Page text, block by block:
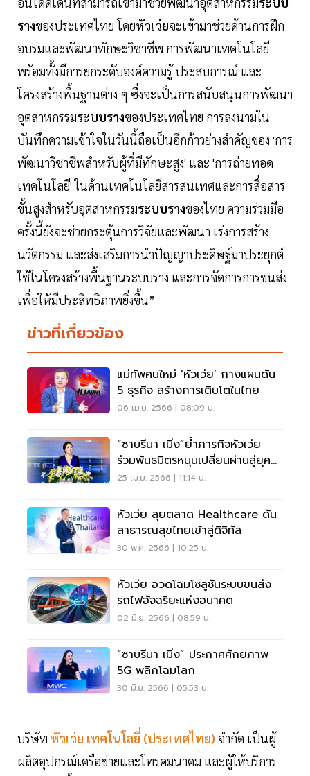
รางของประเทศไทย โดยหัวเว่ยจะเข้ามาช่วยด้านการฝึก
อบรมและพัฒนาทักษะวิชาชีพ การพัฒนาเทคโนโลยี
พร้อมทั้งมีการยกระดับองค์ความรู้ ประสบการณ์ และ
โครงสร้างพื้นฐานต่าง ๆ ซึ่งจะเป็นการสนับสนุนการพัฒนา
อุตสาหกรรมระบบรางของประเทศไทย การลงนามใน
บันทึกความเข้าใจในวันนี้ถือเป็นอีกก้าวย่างสำคัญของ 'การ
พัฒนาวิชาชีพสำหรับผู้ที่มีทักษะสูง' และ 'การถ่ายทอด
เทคโนโลยี' ในด้านเทคโนโลยีสารสนเทศและการสื่อสาร
ขั้นสูงสำหรับอุตสาหกรรมระบบรางของไทย ความร่วมมือ
ครั้งนี้ยังจะช่วยกระตุ้นการวิจัยและพัฒนา เร่งการสร้าง
นวัตกรรม และส่งเสริมการนำปัญญาประดิษฐ์มาประยุกต์
ใช้ในโครงสร้างพื้นฐานระบบราง และการจัดการการขนส่ง
เพื่อให้มีประสิทธิภาพยิ่งขึ้น”
ข่าวที่เกี่ยวข้อง
แม่ทัพคนใหม่ ‘หัวเว่ย’ กางแผนดัน
5 ธุรกิจ สร้างการเติบโตในไทย
06 เม.ย. 2566 | 08:09 น.
“ซาบรีนา เมิ่ง”ย้ำภารกิจหัวเว่ย
ร่วมพันธมิตรหนุนเปลี่ยนผ่านสู่ยุค
ดิจิทัล
25 เม.ย. 2566 | 11:14 น.
หัวเว่ย ลุยตลาด Healthcare ดัน
สาธารณสุขไทยเข้าสู่ดิจิทัล
30 พ.ค. 2566 | 10:25 น.
หัวเว่ย อวดโฉมโซลูชันระบบขนส่ง
รถไฟอัจฉริยะแห่งอนาคต
02 มิ.ย. 2566 | 08:59 น.
“ซาบรีนา เมิ่ง” ประกาศศักยภาพ
5G พลิกโฉมโลก
30 มิ.ย. 2566 | 05:53 น.
บริษัท หัวเว่ย เทคโนโลยี่ (ประเทศไทย) จำกัด เป็นผู้
ผลิตอุปกรณ์เครือข่ายและโทรคมนาคม และผู้ให้บริการ